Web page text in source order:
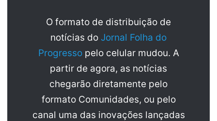
O formato de distribuição de
notícias do Jornal Folha do
Progresso pelo celular mudou. A
partir de agora, as notícias
chegarão diretamente pelo
formato Comunidades, ou pelo
canal uma das inovações lançadas